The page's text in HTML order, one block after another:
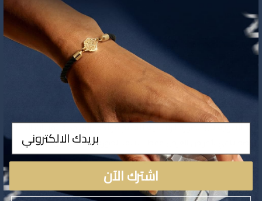
السعر 566
تفاصيل المنتج
الاصطناعي لأغراض العرض فقط ، بينما الصورة الثانية تمثل المنتج
الحقيقي كما هو على أرض الواقع
ادخال
اشترك الآن